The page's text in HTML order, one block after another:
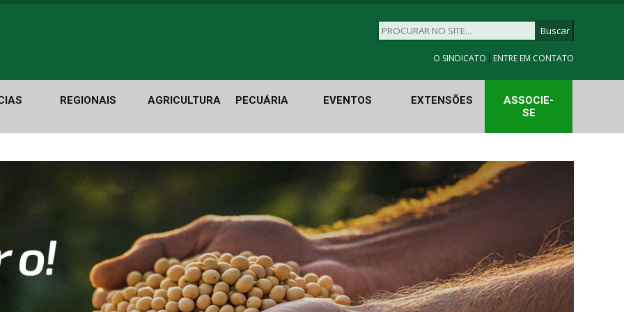
O SINDICATO | ENTRE EM CONTATO
REGIONAIS AGRICULTURA PECUÁRIA EVENTOS EXTENSÕES
ASSOCIE-
SE